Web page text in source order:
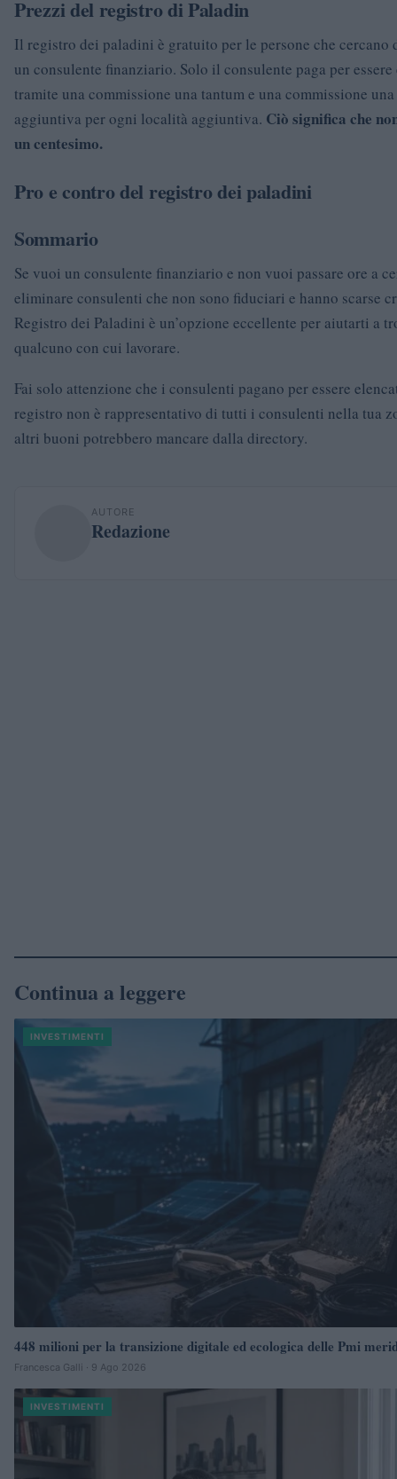
Prezzi del registro di Paladin
Il registro dei paladini è gratuito per le persone che cercano
un consulente finanziario. Solo il consulente paga per
tramite una commissione una tantum e una commissione
aggiuntiva per ogni località aggiuntiva. Ciò significa che
un centesimo.
Pro e contro del registro dei paladini
Sommario
Se vuoi un consulente finanziario e non vuoi passare ore a
eliminare consulenti che non sono fiduciari e hanno scarse
Registro dei Paladini è un’opzione eccellente per aiutarti a
qualcuno con cui lavorare.
Fai solo attenzione che i consulenti pagano per essere
registro non è rappresentativo di tutti i consulenti nella tua
altri buoni potrebbero mancare dalla directory.
AUTORE
Redazione
Continua a leggere
INVESTIMENTI
448 milioni per la transizione digitale ed ecologica delle Pmi
Francesca Galli · 9 Ago 2026
INVESTIMENTI